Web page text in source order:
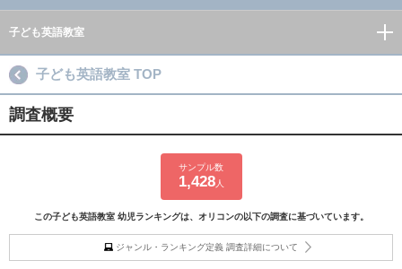
子ども英語教室
子ども英語教室 TOP
調査概要
サンプル数
1,428人
この子ども英語教室 幼児ランキングは、オリコンの以下の調査に基づいています。
ジャンル・ランキング定義 調査詳細について